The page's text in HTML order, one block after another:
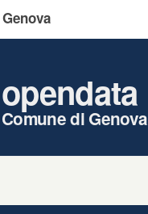
opendata
Comune di Genova